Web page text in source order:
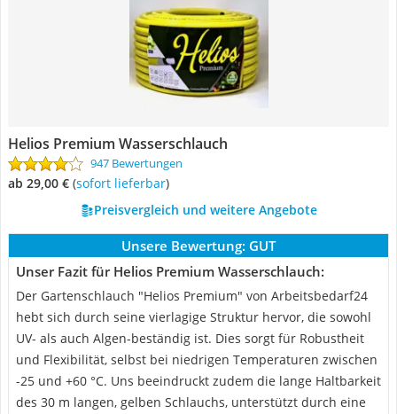
Helios Premium Wasserschlauch
947 Bewertungen
ab 29,00 € ( Sofort lieferbar)
Preisvergleich und weitere Angebote
Unsere Bewertung: GUT
Unser Fazit für Helios Premium Wasserschlauch:
Der Gartenschlauch "Helios Premium" von Arbeitsbedarf24
hebt sich durch seine vierlagige Struktur hervor, die sowohl
UV- als auch Algen-beständig ist. Dies sorgt für Robustheit
und Flexibilität, selbst bei niedrigen Temperaturen zwischen
-25 und +60 °C. Uns beeindruckt zudem die lange Haltbarkeit
des 30 m langen, gelben Schlauchs, unterstützt durch eine